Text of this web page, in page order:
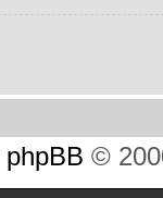
phpBB ©